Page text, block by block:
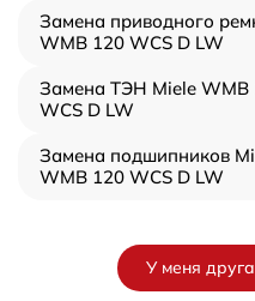
Замена приводного
WMB 120 WCS D LW
Замена ТЭН Miele WMB
WCS D LW
Замена подшипников
WMB 120 WCS D LW
У меня